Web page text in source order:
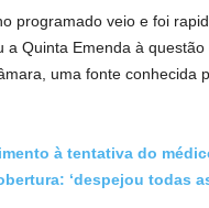
programado veio e foi
a Quinta Emenda à questão
uma fonte conhecida
à tentativa do
‘despejou todas